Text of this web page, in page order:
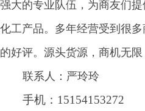
强大的专业队伍，为商友们
化工产品。多年经营受到很
的好评。源头货源，商机无限
联系人：严玲玲
手机： 15154153272